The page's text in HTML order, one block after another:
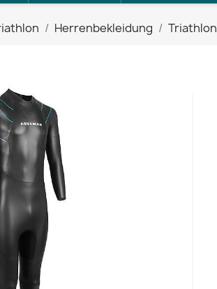
Herrenbekleidung Triathlon